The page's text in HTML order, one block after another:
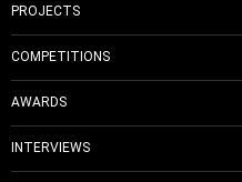
PROJECTS
COMPETITIONS
AWARDS
INTERVIEWS